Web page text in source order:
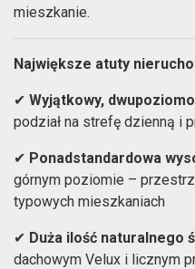
mieszkanie.
Największe atuty
✔ Wyjątkowy,
podział na strefę dzienną i
✔ Ponadstandardowa
górnym poziomie –
typowych mieszkaniach
✔ Duża ilość naturalnego
dachowym Velux i licznym